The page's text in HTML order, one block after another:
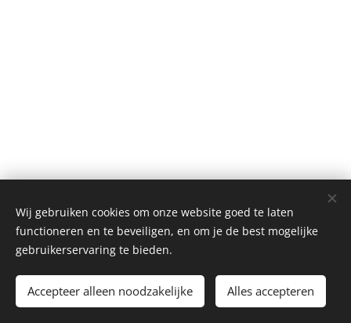
Cookies
Wij gebruiken cookies om onze website goed te laten
functioneren en te beveiligen, en om je de best mogelijke
gebruikerservaring te bieden.
Accepteer alleen noodzakelijke Alles accepteren